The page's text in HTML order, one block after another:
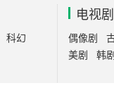
科幻
电视剧
偶像剧
美剧
韩